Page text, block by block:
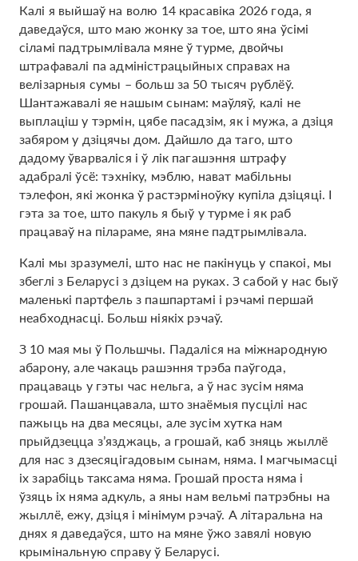
Калі я выйшаў на волю 14 красавіка 2026 года, я
даведаўся, што маю жонку за тое, што яна ўсімі
сіламі падтрымлівала мяне ў турме, двойчы
штрафавалі па адміністрацыйных справах на
велізарныя сумы – больш за 50 тысяч рублёў.
Шантажавалі яе нашым сынам: маўляў, калі не
выплаціш у тэрмін, цябе пасадзім, як і мужа, а дзіця
забяром у дзіцячы дом. Дайшло да таго, што
дадому ўварваліся і ў лік пагашэння штрафу
адабралі ўсё: тэхніку, мэблю, нават мабільны
тэлефон, які жонка ў растэрміноўку купіла дзіцяці. І
гэта за тое, што пакуль я быў у турме і як раб
працаваў на пілараме, яна мяне падтрымлівала.
Калі мы зразумелі, што нас не пакінуць у спакоі, мы
збеглі з Беларусі з дзіцем на руках. З сабой у нас быў
маленькі партфель з пашпартамі і рэчамі першай
неабходнасці. Больш ніякіх рэчаў.
З 10 мая мы ў Польшчы. Падаліся на міжнародную
абарону, але чакаць рашэння трэба паўгода,
працаваць у гэты час нельга, а ў нас зусім няма
грошай. Пашанцавала, што знаёмыя пусцілі нас
пажыць на два месяцы, але зусім хутка нам
прыйдзецца з’язджаць, а грошай, каб зняць жыллё
для нас з дзесяцігадовым сынам, няма. І магчымасці
іх зарабіць таксама няма. Грошай проста няма і
ўзяць іх няма адкуль, а яны нам вельмі патрэбны на
жыллё, ежу, дзіця і мінімум рэчаў. А літаральна на
днях я даведаўся, што на мяне ўжо завялі новую
крымінальную справу ў Беларусі.